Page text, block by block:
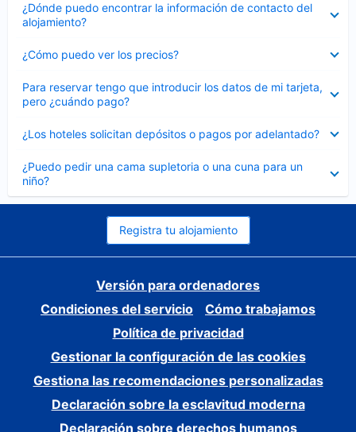
¿Dónde puedo encontrar la información de contacto del
alojamiento?
cerrado
¿Cómo puedo ver los precios?
cerrado
Para reservar tengo que introducir los datos de mi tarjeta,
pero ¿cuándo pago?
cerrado
¿Los hoteles solicitan depósitos o pagos por adelantado?
cerrado
¿Puedo pedir una cama supletoria o una cuna para un
niño?
cerrado
Registra tu alojamiento
Versión para ordenadores
Condiciones del servicio
Cómo trabajamos
Política de privacidad
Gestionar la configuración de las cookies
Gestiona las recomendaciones personalizadas
Declaración sobre la esclavitud moderna
Declaración sobre derechos humanos